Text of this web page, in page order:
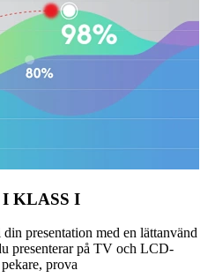
KLASS I
presentation med en lättanvänd
presenterar på TV och LCD-
prova